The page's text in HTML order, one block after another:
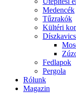
Medencék
Tűzrakók
Kültéri
Fedlapok
Pergola
Rólunk
Magazin